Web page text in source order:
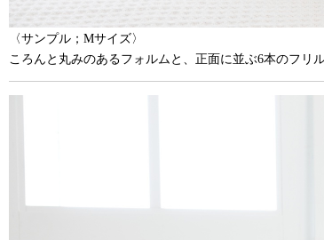
〈サンプル；Mサイズ〉
ころんと丸みのあるフォルムと、正面に並ぶ6本のフリ